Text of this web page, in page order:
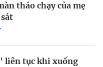
tháo chạy của mẹ
liên tục khi xuống